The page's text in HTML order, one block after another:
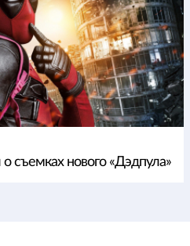
съемках нового «Дэдпула»